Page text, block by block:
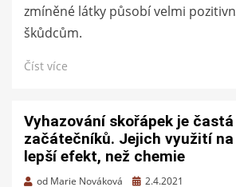
zmíněné látky působí velmi
škůdcům.
Číst více
Vyhazování skořápek je
začátečníků. Jejich využití na
lepší efekt, než chemie
od Marie Nováková
Zveřejněno
2.4.2021